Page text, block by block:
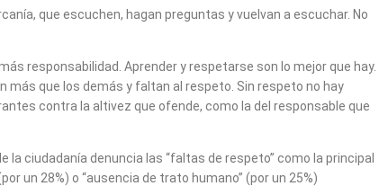
que escuchen, hagan preguntas y vuelvan a escuchar. No
responsabilidad. Aprender y respetarse son lo mejor que hay.
que los demás y faltan al respeto. Sin respeto no hay
contra la altivez que ofende, como la del responsable que
ciudadanía denuncia las “faltas de respeto” como la principal
un 28%) o “ausencia de trato humano” (por un 25%)